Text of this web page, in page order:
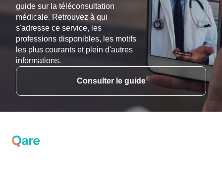
guide sur la téléconsultation
médicale. Retrouvez à qui
s'adresse ce service, les
professions disponibles, les motifs
les plus courants et plein d'autres
informations.
Consulter le guide